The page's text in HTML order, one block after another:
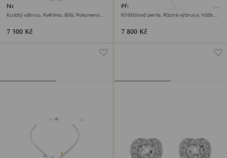
Náhrdelník Ariana Grande x
Swarovski
Kulatý výbrus, Květina, Bílá, Pokoveno
7 300 Kč
Přívěsek s broží Ariana Grande x
Swarovski
Křišťálová perla, Různé výbrusy, Vážka,
7 800 Kč